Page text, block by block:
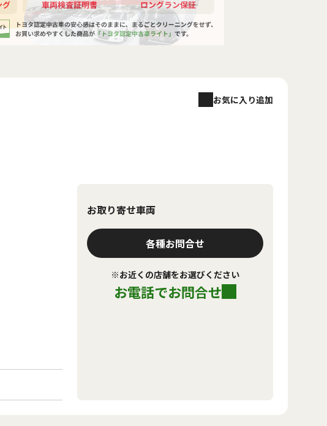
お気に入り追加
お取り寄せ車両
各種お問合せ
※お近くの店舗をお選びください
お電話でお問合せ